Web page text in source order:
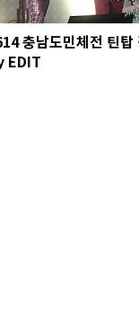
충남도민체전 틴탑
EDIT